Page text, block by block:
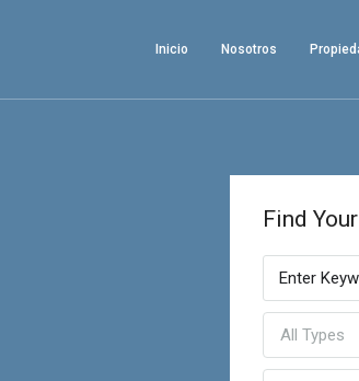
Inicio Nosotros
Find
All Types